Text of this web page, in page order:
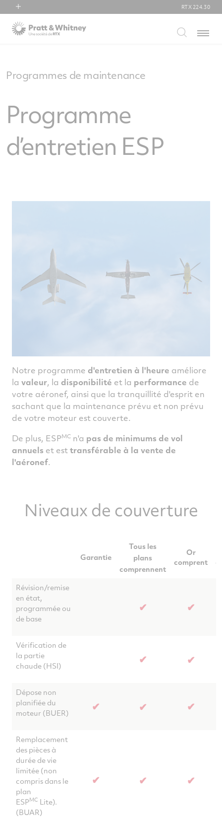
RTX
Collins Aerospace
RTX 224.30
Menu
Programmes de maintenance
Programme
d’entretien ESP
Notre programme d'entretien à l'heure améliore
la valeur, la disponibilité et la performance de
votre aéronef, ainsi que la tranquillité d'esprit en
sachant que la maintenance prévu et non prévu
de votre moteur est couverte.
De plus, ESPMC n'a pas de minimums de vol
annuels et esttransférable à la vente de
l'aéronef.
Niveaux de couverture
Garantie
Tous les
plans
comprennent
Or
comprent
Révision/remise
en état,
programmée ou
de base
✔ ✔
Vérification de
la partie
chaude (HSI)
✔ ✔
Dépose non
planifiée du
moteur (BUER)
✔ ✔ ✔
Remplacement
des pièces à
durée de vie
limitée (non
compris dans le
plan
ESPMC Lite).
(BUAR)
✔ ✔ ✔